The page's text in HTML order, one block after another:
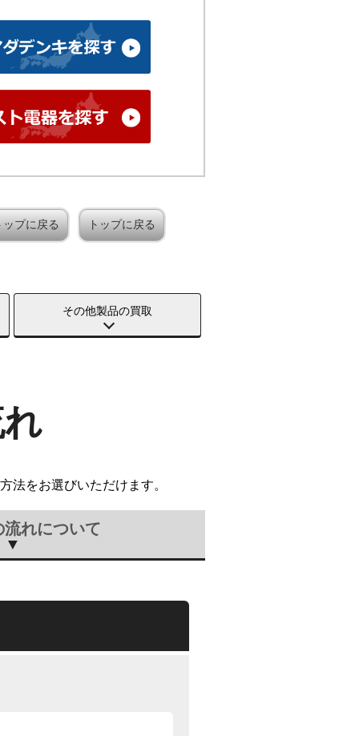
ップに戻る トップに戻る
その他製品の買取
法をお選びいただけます。
れについて